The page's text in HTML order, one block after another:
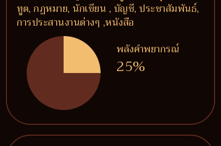
ทูต, กฏหมาย, นักเขียน , บัญชี, ประชาสัมพันธ์,
การประสานงานต่างๆ ,หนังสือ
พลังคำพยากรณ์
25%